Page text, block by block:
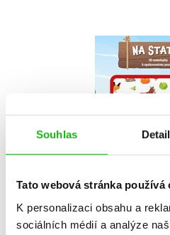
Souhlas
Tato webová stránka používá
K personalizaci obsahu a
sociálních médií a analýze
Na
Malgorzata
Do
119 Kč